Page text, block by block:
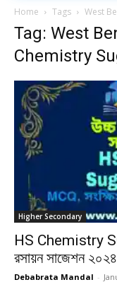
Home Tags West
Tag: West
Chemistry
Higher Secondary
HS Chemistry
রসায়ন সাজেশন ২০২৪
Debabrata Mandal -